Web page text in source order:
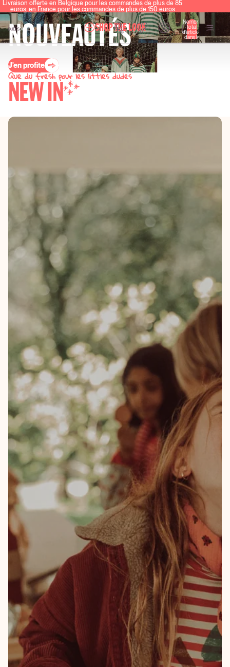
Livraison offerte en Belgique pour les commandes de plus de 85
euros, en France pour les commandes de plus de 150 euros
Nombre
total
d’articles
dans le
panier: 0
NOUVEAUTÉS
J'en profite
SHOP THE LOOK
Que du fresh pour les littles dudes
NEW IN